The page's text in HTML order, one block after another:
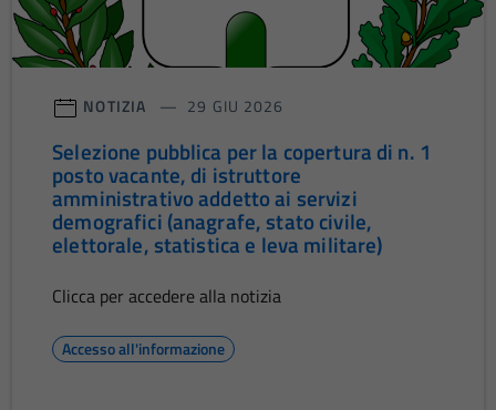
NOTIZIA 29 GIU 2026
Selezione pubblica per la copertura di n. 1
posto vacante, di istruttore
amministrativo addetto ai servizi
demografici (anagrafe, stato civile,
elettorale, statistica e leva militare)
Clicca per accedere alla notizia
Accesso all'informazione